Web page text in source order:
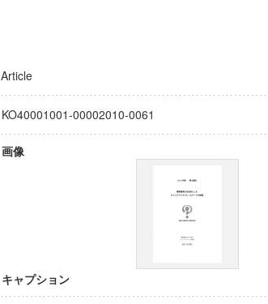
Article
KO40001001-00002010-0061
画像
キャプション